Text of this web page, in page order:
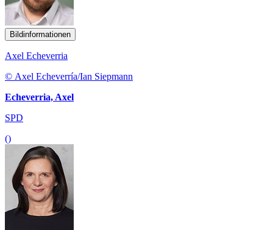
Bildinformationen
Axel Echeverria
© Axel Echeverría/Ian Siepmann
Echeverria, Axel
SPD
()